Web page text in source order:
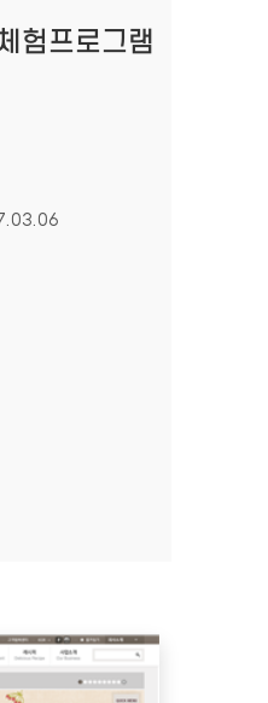
험프로그램
프로그램 홈페이지